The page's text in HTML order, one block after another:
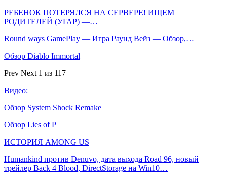
РЕБЕНОК ПОТЕРЯЛСЯ НА СЕРВЕРЕ! ИЩЕМ
РОДИТЕЛЕЙ (УГАР) —…
Round ways GamePlay — Игра Раунд Вейз — Обзор,…
Обзор Diablo Immortal
Prev Next 1 из 117
Видео:
Обзор System Shock Remake
Обзор Lies of P
ИСТОРИЯ AMONG US
Humankind против Denuvo, дата выхода Road 96, новый
трейлер Back 4 Blood, DirectStorage на Win10…